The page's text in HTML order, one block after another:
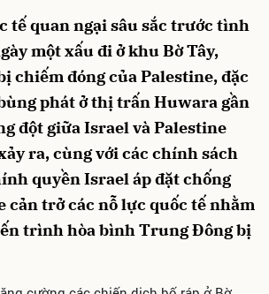
tế quan ngại sâu sắc trước tình
một xấu đi ở khu Bờ Tây,
chiếm đóng của Palestine, đặc
phát ở thị trấn Huwara gần
đột giữa Israel và Palestine
ra, cùng với các chính sách
quyền Israel áp đặt chống
cản trở các nỗ lực quốc tế nhằm
trình hòa bình Trung Đông bị